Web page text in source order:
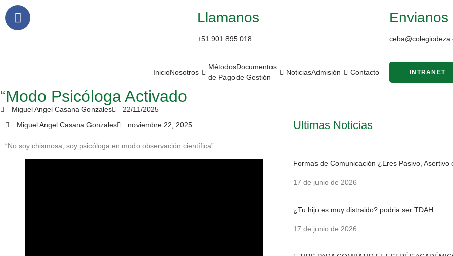
Llamanos
+51 901 895 018
Envianos
InicioNosotros
Métodos
de Pago
Documentos
de Gestión
NoticiasAdmisión Contacto INTRANET
“Modo Psicóloga Activado
Miguel Angel Casana Gonzales
22/11/2025
Miguel Angel Casana Gonzales
noviembre 22, 2025
“No soy chismosa, soy psicóloga en modo observación científica”
Ultimas Noticias
Formas de Comunicación ¿Eres Pasivo, Asertivo
17 de junio de 2026
¿Tu hijo es muy distraido? podria ser TDAH
17 de junio de 2026